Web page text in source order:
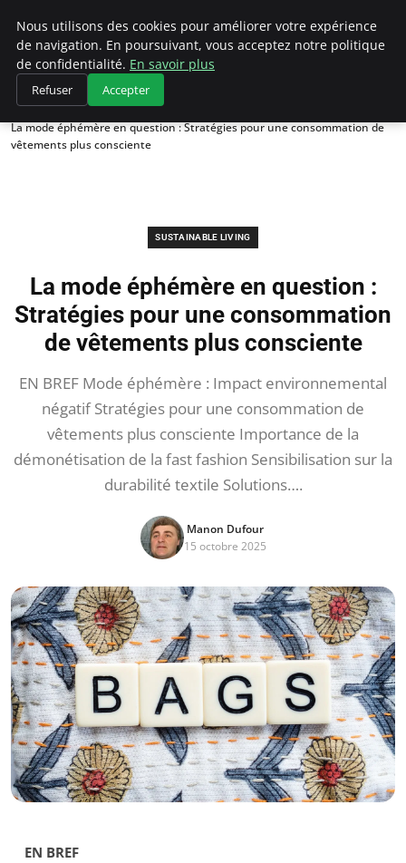
Climategatecountryclub.com
Accueil
Sustainable Living
La mode éphémère en question : Stratégies pour une consommation de
vêtements plus consciente
SUSTAINABLE LIVING
La mode éphémère en question :
Stratégies pour une consommation
de vêtements plus consciente
EN BREF Mode éphémère : Impact environnemental
négatif Stratégies pour une consommation de
vêtements plus consciente Importance de la
démonétisation de la fast fashion Sensibilisation sur la
durabilité textile Solutions….
Manon Dufour
15 octobre 2025
EN BREF
Nous utilisons des cookies pour améliorer votre expérience
de navigation. En poursuivant, vous acceptez notre politique
de confidentialité. En savoir plus
Refuser Accepter